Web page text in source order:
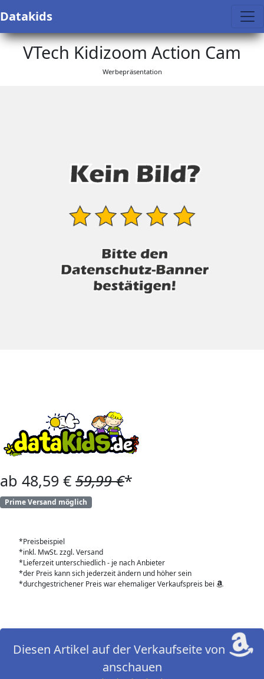
Datakids
VTech Kidizoom Action Cam
Werbepräsentation
ab 48,59 € 59,99 €*
Prime Versand möglich
*Preisbeispiel
*inkl. MwSt. zzgl. Versand
*Lieferzeit unterschiedlich - je nach Anbieter
*der Preis kann sich jederzeit ändern und höher sein
*durchgestrichener Preis war ehemaliger Verkaufspreis bei
Diesen Artikel auf der Verkaufseite von
anschauen